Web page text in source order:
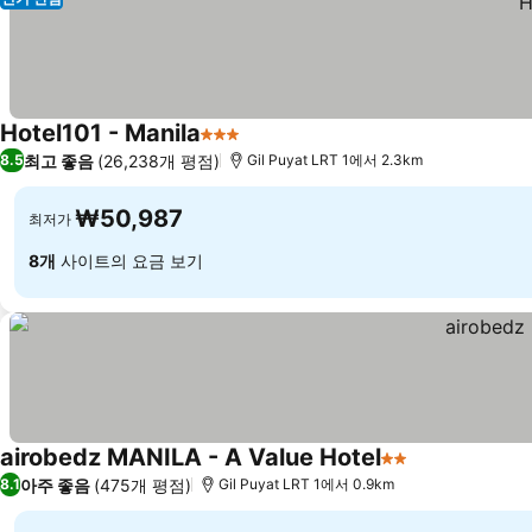
Hotel101 - Manila3 성급
8.5최고 좋음 (26,238개 평점) Gil Puyat LRT 1에서 2.3km
최저가 ₩50,987
8개 사이트의 요금 보기
airobedz MANILA - A Value Hotel2 성급
8.1아주 좋음 (475개 평점) Gil Puyat LRT 1에서 0.9km